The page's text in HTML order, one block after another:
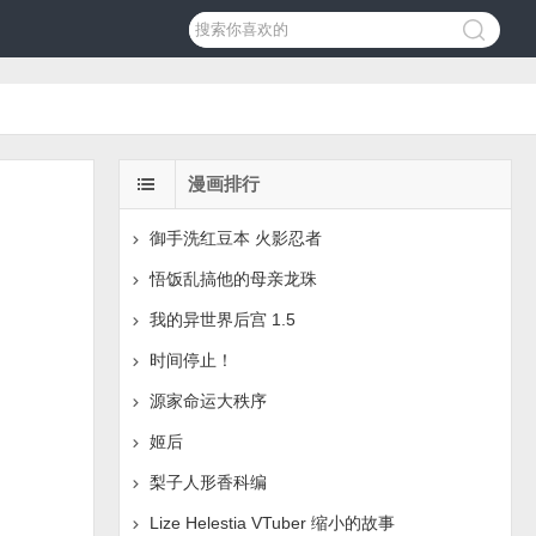
漫画排行
御手洗红豆本 火影忍者
悟饭乱搞他的母亲龙珠
我的异世界后宫 1.5
时间停止！
源家命运大秩序
姬后
梨子人形香科编
Lize Helestia VTuber 缩小的故事